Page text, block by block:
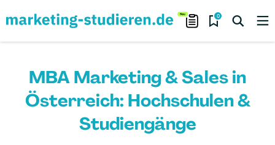
0
MBA Marketing & Sales in
Österreich: Hochschulen &
Studiengänge